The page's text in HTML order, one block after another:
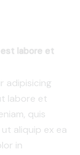
labore et
adipisicing
labore et
quis
aliquip ex ea
in